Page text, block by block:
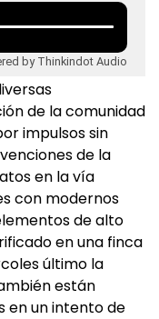
by Thinkindot Audio
de la comunidad
impulsos sin
de la
en la vía
con modernos
de alto
en una finca
último la
están
en un intento de